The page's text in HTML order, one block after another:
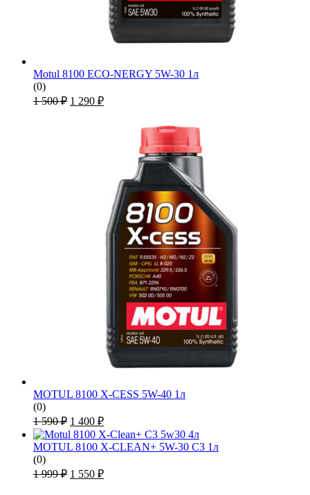
Motul 8100 ECO-NERGY 5W-30 1л
(0)
1 500₽ Первоначальная
1 290 ₽Текущая
MOTUL 8100 X-CESS 5W-40 1л
(0)
1 590₽ Первоначальная
цена
составляла
1
590 ₽.
1 400 ₽Текущая
цена:
1
MOTUL 8100 X-CLEAN+ 5W-30 C3 1л
(0)
1 999₽ Первоначальная
1 550 ₽Текущая